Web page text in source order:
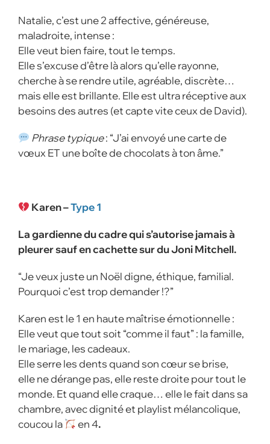
Natalie, c’est une 2 affective, généreuse,
maladroite, intense :
Elle veut bien faire, tout le temps.
Elle s’excuse d’être là alors qu’elle rayonne,
cherche à se rendre utile, agréable, discrète…
mais elle est brillante. Elle est ultra réceptive aux
besoins des autres (et capte vite ceux de David).
Phrase typique: “J’ai envoyé une carte de
vœux ET une boîte de chocolats à ton âme.”
Karen –Type 1
La gardienne du cadre qui s’autorise jamais à
pleurer sauf en cachette sur du Joni Mitchell.
“Je veux juste un Noël digne, éthique, familial.
Pourquoi c’est trop demander !?”
Karen est le 1 en haute maîtrise émotionnelle :
Elle veut que tout soit “comme il faut” : la famille,
le mariage, les cadeaux.
Elle serre les dents quand son cœur se brise,
elle ne dérange pas, elle reste droite pour tout le
monde. Et quand elle craque… elle le fait dans sa
chambre, avec dignité et playlist mélancolique,
coucou la
en 4.